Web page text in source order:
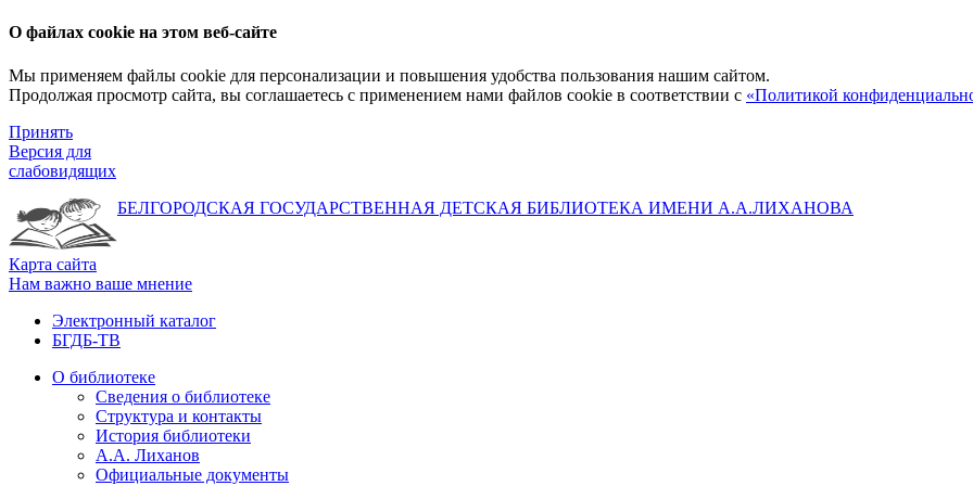
О файлах cookie на этом веб-сайте
Мы применяем файлы cookie для персонализации и повышения удобства пользования нашим сайтом.
Продолжая просмотр сайта, вы соглашаетесь с применением нами файлов cookie в соответствии с «Политикой
Принять
Версия для
слабовидящих
БЕЛГОРОДСКАЯ ГОСУДАРСТВЕННАЯ ДЕТСКАЯ БИБЛИОТЕКА ИМЕНИ А.А.ЛИХАНОВА
Карта сайта
Нам важно ваше мнение
Электронный каталог
БГДБ-ТВ
О библиотеке
Сведения о библиотеке
Структура и контакты
История библиотеки
А.А. Лиханов
Официальные документы